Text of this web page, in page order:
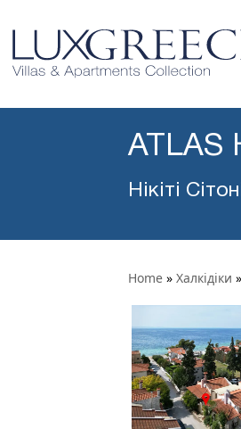
ATLAS
Нікіті
Home » Халкідіки »